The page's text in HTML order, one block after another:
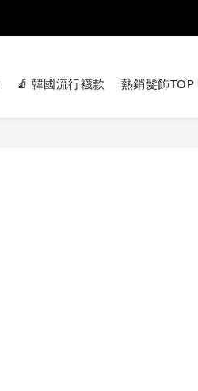
🧦 韓國流行襪款 熱銷髮飾TOP